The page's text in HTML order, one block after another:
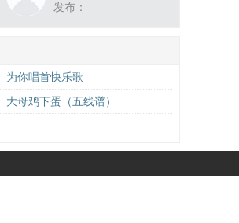
发布：
为你唱首快乐歌
大母鸡下蛋（五线谱）